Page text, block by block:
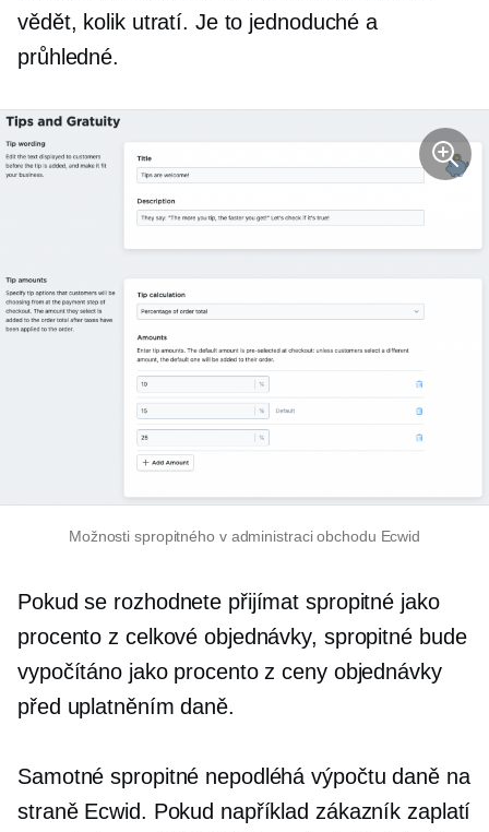
vědět, kolik utratí. Je to jednoduché a
průhledné.
Možnosti spropitného v administraci obchodu Ecwid
Pokud se rozhodnete přijímat spropitné jako
procento z celkové objednávky, spropitné bude
vypočítáno jako procento z ceny objednávky
před uplatněním daně.
Samotné spropitné nepodléhá výpočtu daně na
straně Ecwid. Pokud například zákazník zaplatí